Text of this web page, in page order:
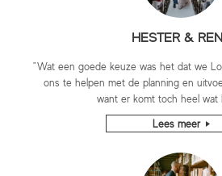
HESTER &
"Wat een goede keuze was het dat we
ons te helpen met de planning en
want er komt toch heel wat
Lees meer